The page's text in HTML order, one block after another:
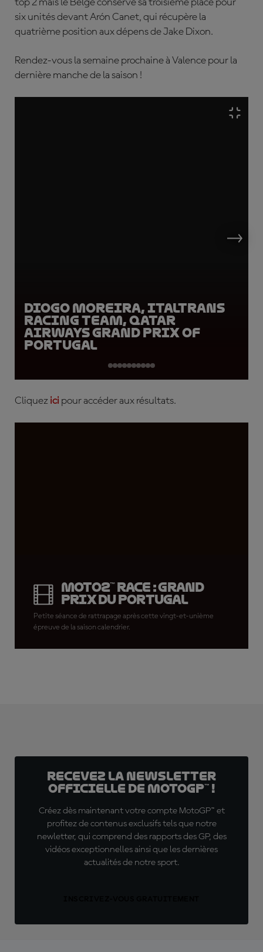
top 2 mais le Belge conserve sa troisième place pour
six unités devant Arón Canet, qui récupère la
quatrième position aux dépens de Jake Dixon.
Rendez-vous la semaine prochaine à Valence pour la
dernière manche de la saison !
Diogo Moreira, Italtrans
Racing Team, Qatar
Airways Grand Prix of
Portugal
Cliquez ici pour accéder aux résultats.
Moto2™ Race : Grand
Prix du Portugal
Petite séance de rattrapage après cette vingt-et-unième
épreuve de la saison calendrier.
Recevez la Newsletter
officielle de MotoGP™ !
Créez dès maintenant votre compte MotoGP™ et
profitez de contenus exclusifs tels que notre
newletter, qui comprend des rapports des GP, des
vidéos exceptionnelles ainsi que les dernières
actualités de notre sport.